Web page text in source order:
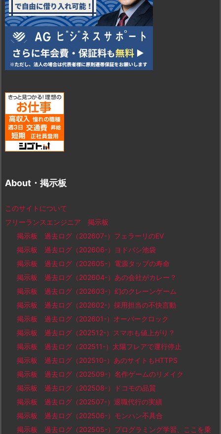
About・掲示板
このサイトについて
フリーランスエンジニア 掲示板
掲示板 過去ログ（202607-）フェラーリのEV
掲示板 過去ログ（202606-）ヨドバシ池袋
掲示板 過去ログ（202605-）電源タップの寿命
掲示板 過去ログ（202604-）あの会社がカレー？
掲示板 過去ログ（202603-）幻のクレーンゲーム
掲示板 過去ログ（202602-）採用担当の不快言動
掲示板 過去ログ（202601-）オーバークロック
掲示板 過去ログ（202512-）スマホも値上がり？
掲示板 過去ログ（202511-）太陽フレアで運行停止
掲示板 過去ログ（202510-）あのサイトもHTTPS
掲示板 過去ログ（202509-）名作ゲームのリメイク
掲示板 過去ログ（202508-）ドコモの品質
掲示板 過去ログ（202507-）退職代行の実績
掲示板 過去ログ（202506-）モンハン不具合
掲示板 過去ログ（202505-）プログラミング学習、ここを乗